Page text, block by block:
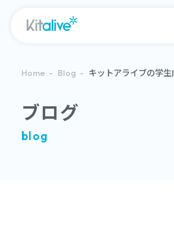
Home Blog キットアライブの学
ブログ
blog